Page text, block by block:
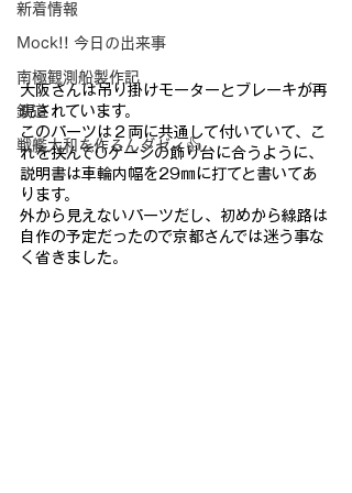
新着情報
Mock!! 今日の出来事
南極観測船製作記
鉄道
戦艦大和を作るんダゼィ👍
大阪さんは吊り掛けモーターとブレーキが再
現されています。
このパーツは２両に共通して付いていて、こ
れを挟んでOゲージの飾り台に合うよう に、
説明書は車輪内幅を29㎜に打てと書いてあ
ります。
外から見 えないパーツだし、初めから線路は
自作の予定だったので京都さん では迷う事な
く省きました。